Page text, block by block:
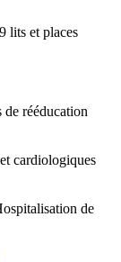
lits et places
de rééducation
cardiologiques
de